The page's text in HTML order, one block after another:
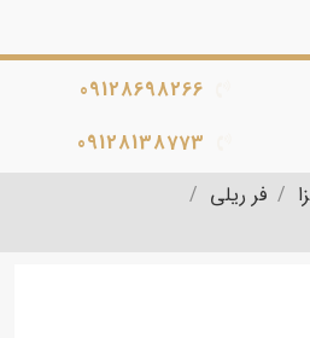
09128698266
09128138773
فر ریلی